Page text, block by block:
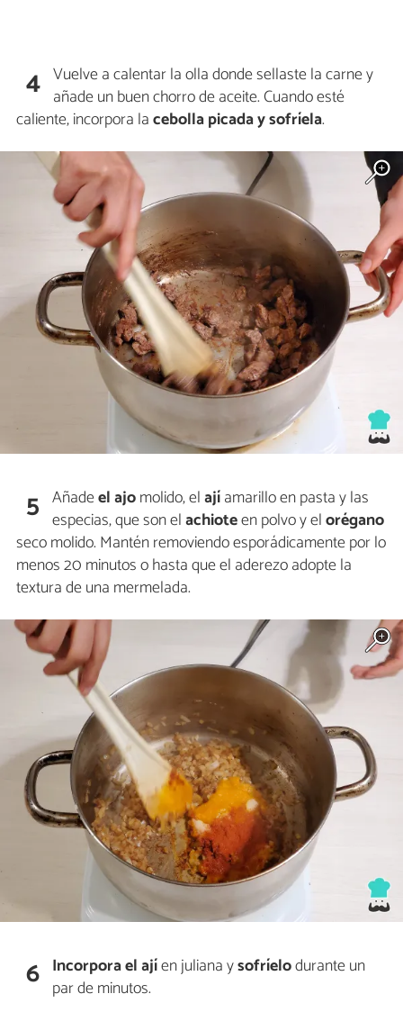
4 Vuelve a calentar la olla donde sellaste la carne y
añade un buen chorro de aceite. Cuando esté
caliente, incorpora lacebollapicada ysofríela.
5 Añadeel ajomolido, elajíamarillo en pasta y las
especias, que son elachioteen polvo y elorégano
seco molido. Mantén removiendo esporádicamente por lo
menos 20 minutos o hasta que el aderezo adopte la
textura de una mermelada.
6 Incorpora elajíen juliana ysofríelodurante un
par de minutos.